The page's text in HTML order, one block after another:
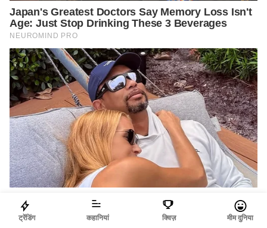
ट्रेंडिंग कहानियां क्विज़ मीम दुनिया